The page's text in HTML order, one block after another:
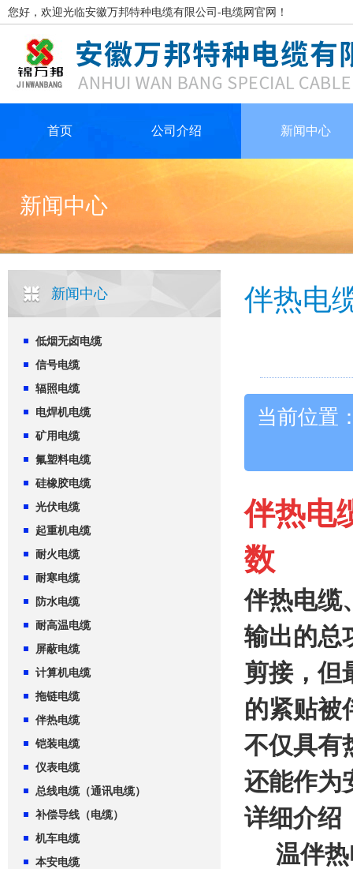
您好，欢迎光临安徽万邦特种电缆有限公司-电缆网官网！
首页 公司介绍 新闻中心
新闻中心
新闻中心
低烟无卤电缆
信号电缆
辐照电缆
电焊机电缆
矿用电缆
氟塑料电缆
硅橡胶电缆
光伏电缆
起重机电缆
耐火电缆
耐寒电缆
防水电缆
耐高温电缆
屏蔽电缆
计算机电缆
拖链电缆
伴热电缆
铠装电缆
仪表电缆
总线电缆（通讯电缆）
补偿导线（电缆）
机车电缆
本安电缆
伴热电
当前位置
伴热电
数
伴热电缆
输出的总
剪接，但
的紧贴被
不仅具有
还能作为
详细介绍
温伴热